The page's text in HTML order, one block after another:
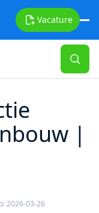
Vacature
|
2026-03-26